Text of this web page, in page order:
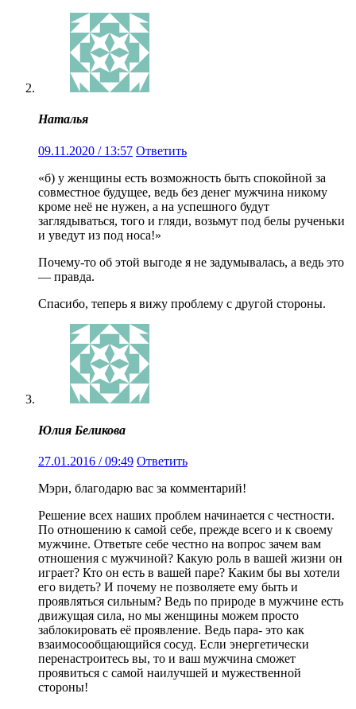
Наталья
09.11.2020 / 13:57 Ответить
«б) у женщины есть возможность быть спокойной за
совместное будущее, ведь без денег мужчина никому
кроме неё не нужен, а на успешного будут
заглядываться, того и гляди, возьмут под белы рученьки
и уведут из под носа!»
Почему-то об этой выгоде я не задумывалась, а ведь это
— правда.
Спасибо, теперь я вижу проблему с другой стороны.
Юлия Беликова
27.01.2016 / 09:49 Ответить
Мэри, благодарю вас за комментарий!
Решение всех наших проблем начинается с честности.
По отношению к самой себе, прежде всего и к своему
мужчине. Ответьте себе честно на вопрос зачем вам
отношения с мужчиной? Какую роль в вашей жизни он
играет? Кто он есть в вашей паре? Каким бы вы хотели
его видеть? И почему не позволяете ему быть и
проявляться сильным? Ведь по природе в мужчине есть
движущая сила, но мы женщины можем просто
заблокировать её проявление. Ведь пара- это как
взаимосообщающийся сосуд. Если энергетически
перенастроитесь вы, то и ваш мужчина сможет
проявиться с самой наилучшей и мужественной
стороны!